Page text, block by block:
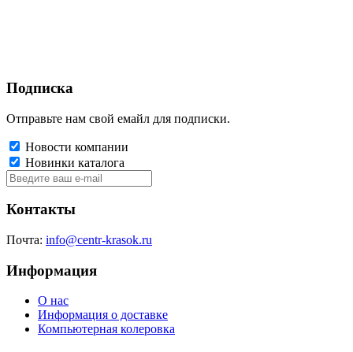
Подписка
Отправьте нам свой емайл для подписки.
Новости компании
Новинки каталога
Контакты
Почта: info@centr-krasok.ru
Информация
О нас
Информация о доставке
Компьютерная колеровка